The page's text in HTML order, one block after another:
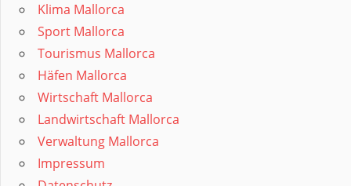
Klima Mallorca
Sport Mallorca
Tourismus Mallorca
Häfen Mallorca
Wirtschaft Mallorca
Landwirtschaft Mallorca
Verwaltung Mallorca
Impressum